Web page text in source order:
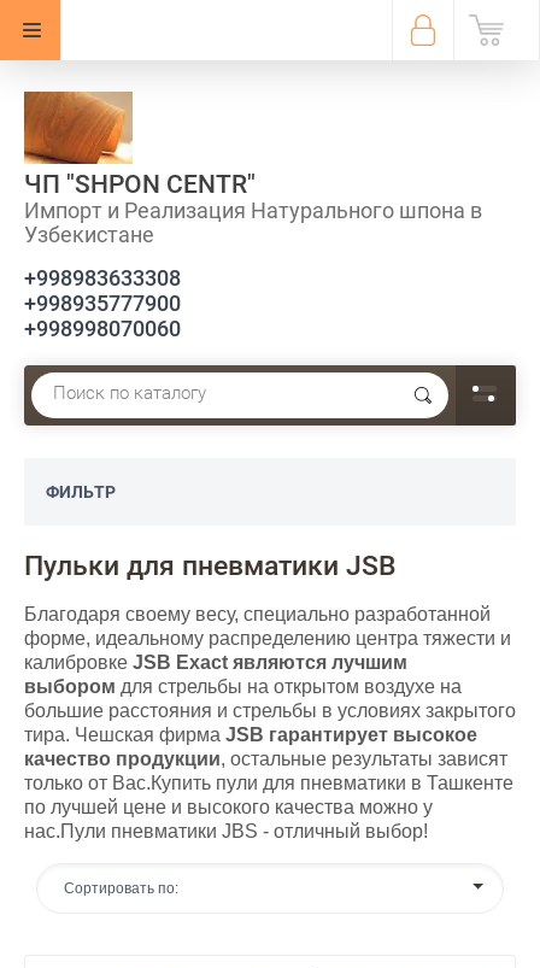
ЧП "SHPON CENTR"
Импорт и Реализация Натурального шпона в
Узбекистане
+998983633308
+998935777900
+998998070060
ФИЛЬТР
Пульки для пневматики JSB
Благодаря своему весу, специально разработанной
форме, идеальному распределению центра тяжести и
калибровке JSB Exact являются лучшим
выбором для стрельбы на открытом воздухе на
большие расстояния и стрельбы в условиях закрытого
тира. Чешская фирма JSB гарантирует высокое
качество продукции, остальные результаты зависят
только от Ваc.Купить пули для пневматики в Ташкенте
по лучшей цене и высокого качества можно у
нас.Пули пневматики JBS - отличный выбор!
Сортировать по: